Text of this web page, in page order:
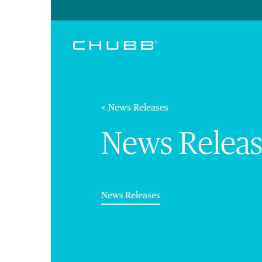
< News Releases
News
News Releases